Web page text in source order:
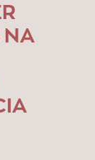
NA